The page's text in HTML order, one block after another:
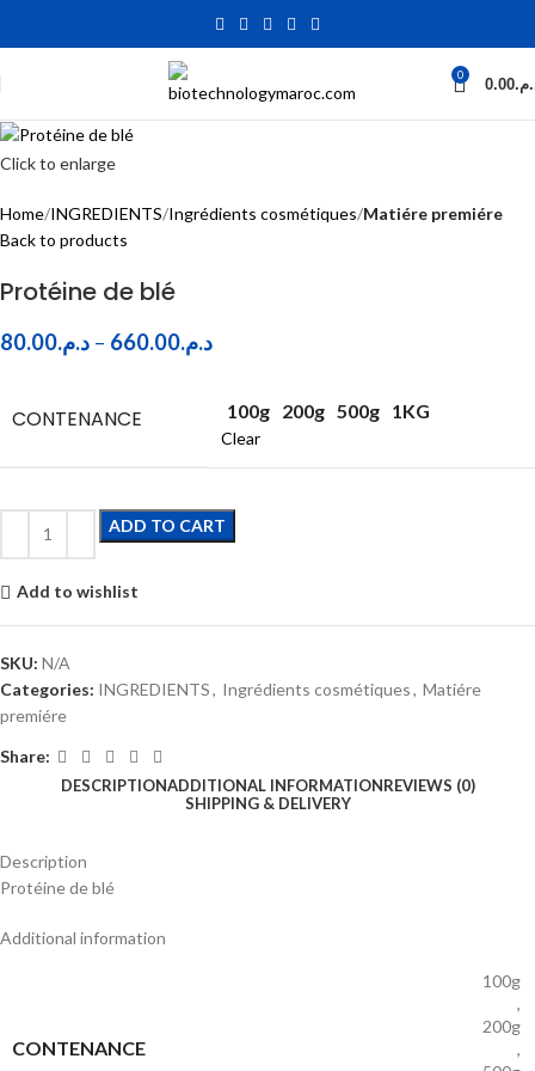
0 0.00
Click to enlarge
Home INGREDIENTS Ingrédients cosmétiques Matiére premiére
Back to products
Protéine de blé
د.م.80.00 – د.م.660.00
CONTENANCE 100g 200g 500g 1KG
Clear
ADD TO CART
Add to wishlist
SKU: N/A
Categories: INGREDIENTS, Ingrédients cosmétiques, Matiére
premiére
Share:
DESCRIPTIONADDITIONAL INFORMATIONREVIEWS (0)
SHIPPING & DELIVERY
Description
Protéine de blé
Additional information
CONTENANCE
100g
,
200g
,